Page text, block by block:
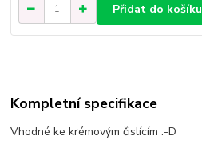
Přidat do košíku
Kompletní specifikace
Vhodné ke krémovým čislícím :-D